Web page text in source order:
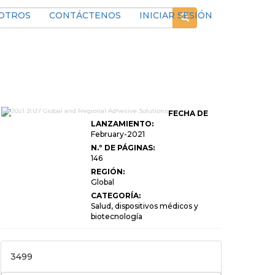
CONTÁCTENOS INICIAR SESIÓN
2026-2033 Soluciones adhesivas
globales y regionales para la
producción de la industria de
polímeros de administración de
medicamentos, estado de ventas y
consumo y perspectivas Informe de
investigación de mercado profesional
FECHA DE
LANZAMIENTO:
February-2021
N.º DE PÁGINAS:
146
REGIÓN:
Global
CATEGORÍA:
Salud, dispositivos médicos y
biotecnología
3499